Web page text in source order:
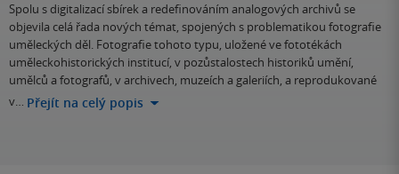
Spolu s digitalizací sbírek a redefinováním analogových archivů se
objevila celá řada nových témat, spojených s problematikou fotografie
uměleckých děl. Fotografie tohoto typu, uložené ve fototékách
uměleckohistorických institucí, v pozůstalostech historiků umění,
umělců a fotografů, v archivech, muzeích a galeriích, a reprodukované
v… Přejít na celý popis